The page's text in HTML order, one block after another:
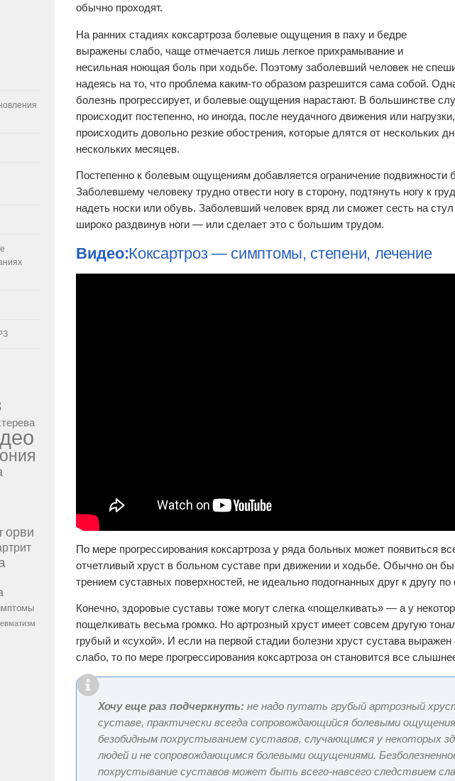
обычно проходят.
На ранних стадиях коксартроза болевые ощущения в паху и бедре
выражены слабо, чаще отмечается лишь легкое прихрамывание и
несильная ноющая боль при ходьбе. Поэтому заболевший человек не
надеясь на то, что проблема каким-то образом разрешится сама собой.
болезнь прогрессирует, и болевые ощущения нарастают. В большинстве
происходит постепенно, но иногда, после неудачного движения или
происходить довольно резкие обострения, которые длятся от нескольких
нескольких месяцев.
Постепенно к болевым ощущениям добавляется ограничение подвижности
Заболевше­му человеку трудно отвести ногу в сторону, подтянуть ногу к
надеть носки или обувь. Заболевший человек вряд ли сможет сесть на
широко раздвинув ноги — или сделает это с большим трудом.
Видео:Коксартроз — симптомы, степени, лечение
По мере прогрессирования коксартроза у ряда боль­ных может появиться
отчетливый хруст в больном суставе при движении и ходьбе. Обычно он
трением суставных поверхностей, не идеально подогнанных друг к другу
Конечно, здоровые суставы тоже могут слегка «пощелкивать» — а у
пощелкивать весьма громко. Но артрозный хруст имеет совсем другую
грубый и «сухой». И если на первой стадии болезни хруст сустава выражен
слабо, то по мере прогрессирования коксартроза он становится все
Хочу еще раз подчеркнуть: не надо путать грубый артрозный
суставе, практически всегда сопровождающийся болевыми
безобидным похрустыванием суставов, случающимся у некоторых
людей и не сопровождающимся болевыми ощущениями.
похрустывание суставов может быть всего-навсего следствием
орви